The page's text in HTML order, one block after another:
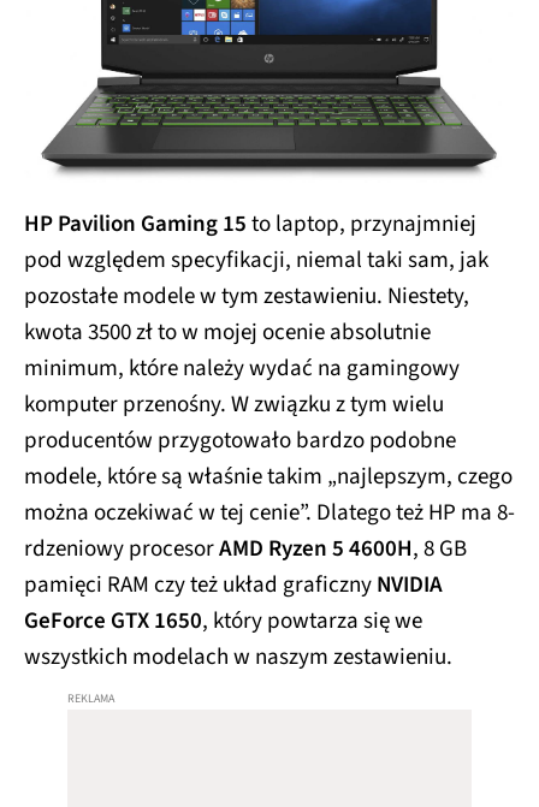
HP Pavilion Gaming 15to laptop, przynajmniej
pod względem specyfikacji, niemal taki sam, jak
pozostałe modele w tym zestawieniu. Niestety,
kwota 3500 zł to w mojej ocenie absolutnie
minimum, które należy wydać na gamingowy
komputer przenośny. W związku z tym wielu
producentów przygotowało bardzo podobne
modele, które są właśnie takim „najlepszym, czego
można oczekiwać w tej cenie”. Dlatego też HP ma 8-
rdzeniowy procesorAMD Ryzen 5 4600H, 8 GB
pamięci RAM czy też układ graficznyNVIDIA
GeForce GTX 1650, który powtarza się we
wszystkich modelach w naszym zestawieniu.